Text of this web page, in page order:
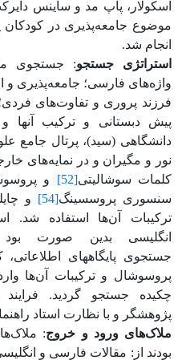
اسکولار، پاپ مد و ساینس
موضوع جامعه‌پذیری در کودکان
انجام شد.
استراتژی جستجو: جستجوی
واژه‌های فارسی؛ جامعه‌پذیری
فرزند پروری و تفاوت‌های
پیش دبستانی و ترکیب آنها و
دانشگاهی (سید)، پرتال جامع
نور و مگیران و در نمایه‌های
کلمات سوشالیتی[52] و
سنسوری پروسسینگ[54] و
ترکیبات آن‌ها استفاده شد.
انگلیسی بدین صورت
جستجوی
پایگاههای اطلاعاتی،
پروسوشال و ترکیبات آن‌ها
چکیده جستجو گردید.
پژوهشگر و با نظارت استاد
ملاک‌های ورود و خروج:
بودند از: مقالات فارسی و